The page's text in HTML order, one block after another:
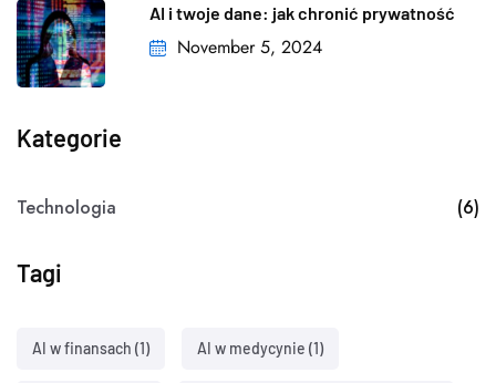
AI i twoje dane: jak chronić prywatność
November 5, 2024
Kategorie
Technologia (6)
Tagi
AI w finansach (1) AI w medycynie (1)